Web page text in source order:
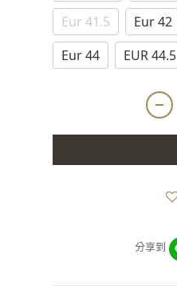
Eur 41.5
Eur 42
Eur 44
EUR 44.5
分享到